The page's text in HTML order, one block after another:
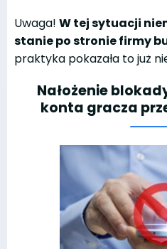
Uwaga! W tej sytuacji
stanie po stronie firmy
praktyka pokazała to już
Nałożenie
konta gracza